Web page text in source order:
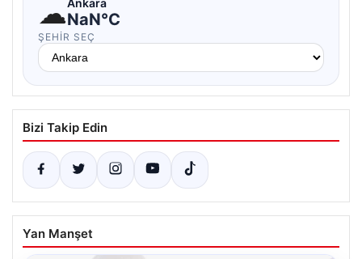
☁Ankara
NaN°C
ŞEHIR SEÇ
Bizi Takip Edin
Yan Manşet